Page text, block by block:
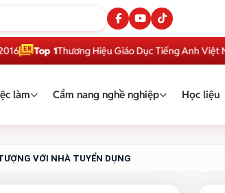
Top 1Thương Hiệu Giáo Dục Tiếng Anh Việt Nam
làm Cẩm nang nghề nghiệp Học liệu
VỚI NHÀ TUYỂN DỤNG